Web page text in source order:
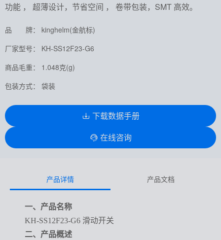
功能 ， 超薄设计，节省空间 ， 卷带包装，SMT 高效。
品 牌： kinghelm(金航标)
厂家型号： KH-SS12F23-G6
商品毛重： 1.048克(g)
包装方式： 袋装
下载数据手册
在线咨询
产品详情 产品文档
一、产品名称
KH-SS12F23-G6 滑动开关
二、产品概述